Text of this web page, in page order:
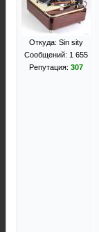
Откуда: Sin sity
Сообщений: 1 655
Репутация: 307